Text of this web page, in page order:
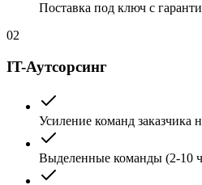
Поставка под ключ с
02
IT-Аутсорсинг
Усиление команд заказчика
Выделенные команды (2-10